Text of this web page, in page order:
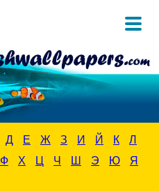
Д Е Ж З И Й К
Л
Ф Х Ц Ч Ш Э Ю
Я